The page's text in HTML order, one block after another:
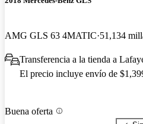
AMG GLS 63 4MATIC 51,134
Transferencia a la tienda a
El precio incluye envío de
Buena oferta